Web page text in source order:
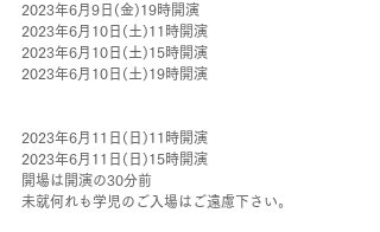
2023年6月9日(金)19時開演
2023年6月10日(土)11時開演
2023年6月10日(土)15時開演
2023年6月10日(土)19時開演
2023年6月11日(日)11時開演
2023年6月11日(日)15時開演
開場は開演の30分前
未就何れも学児のご入場はご遠慮下さい。